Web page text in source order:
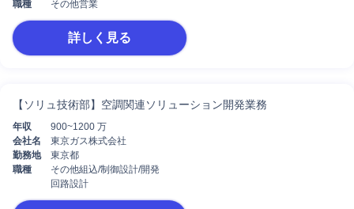
職種
その他営業
詳しく見る
【ソリュ技術部】空調関連ソリューション開発業務
年収
900~1200 万
会社名
東京ガス株式会社
勤務地
東京都
職種
その他組込/制御設計/開発
回路設計